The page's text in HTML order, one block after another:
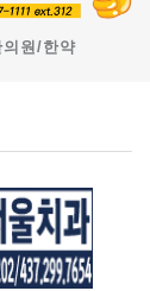
의원/한약